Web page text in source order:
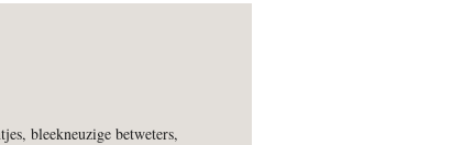
bleekneuzige betweters,